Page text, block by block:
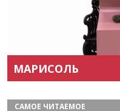
МАРИСОЛЬ
САМОЕ ЧИТАЕМОЕ